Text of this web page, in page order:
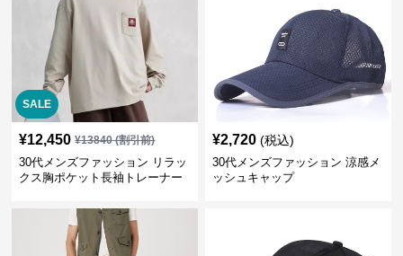
SALE
¥12,450 ¥13840(割引前)
30代メンズファッション リラッ
クス胸ポケット長袖トレーナー
¥2,720 (税込)
30代メンズファッション 涼感メ
ッシュキャップ